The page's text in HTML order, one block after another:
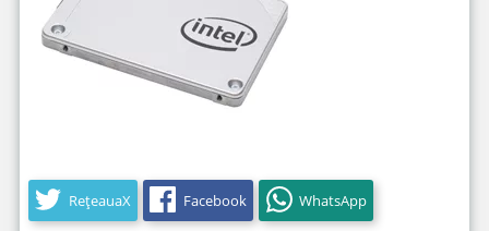
RețeauaX Facebook WhatsApp